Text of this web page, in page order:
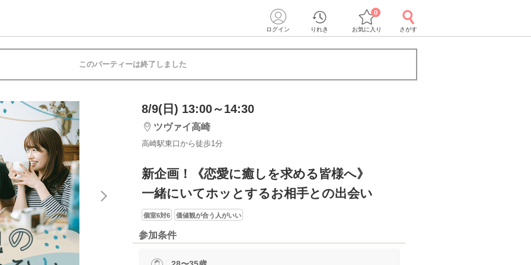
ログイン りれき お気に入り
0
さがす
このパーティーは終了しました
8/9(日) 13:00～14:30
ツヴァイ高崎
高崎駅東口から徒歩1分
新企画！《恋愛に癒しを求める皆様へ》
一緒にいてホッとするお相手との出会い
個室6対6 価値観が合う人がいい
参加条件